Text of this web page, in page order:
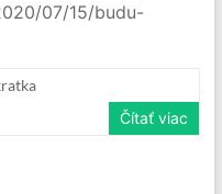
07/15/budu-
Čítať viac